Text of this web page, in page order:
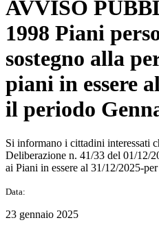
AVVISO
1998 Piani
sostegno alla
piani in essere
il periodo
Si informano i cittadini interessati
Deliberazione n. 41/33 del 01/12/
ai Piani in essere al 31/12/2025-
Data:
23 gennaio 2025